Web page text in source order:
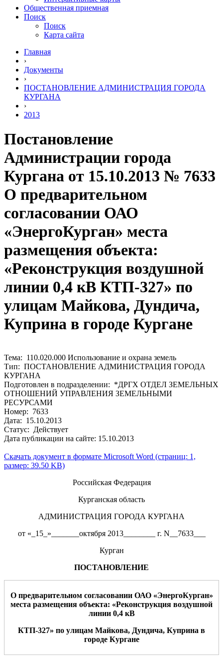
Общественная приемная
Поиск
Поиск
Карта сайта
Главная
›
Документы
›
ПОСТАНОВЛЕНИЕ АДМИНИСТРАЦИЯ ГОРОДА
КУРГАНА
›
2013
Постановление
Администрации города
Кургана от 15.10.2013 № 7633
О предварительном
согласовании ОАО
«ЭнергоКурган» места
размещения объекта:
«Реконструкция воздушной
линии 0,4 кВ КТП-327» по
улицам Майкова, Дундича,
Куприна в городе Кургане
Тема: 110.020.000 Использование и охрана земель
Тип: ПОСТАНОВЛЕНИЕ АДМИНИСТРАЦИЯ ГОРОДА
КУРГАНА
Подготовлен в подразделении: *ДРГХ ОТДЕЛ ЗЕМЕЛЬНЫХ
ОТНОШЕНИЙ УПРАВЛЕНИЯ ЗЕМЕЛЬНЫМИ
РЕСУРСАМИ
Номер: 7633
Дата: 15.10.2013
Статус: Действует
Дата публикации на сайте: 15.10.2013
Скачать документ в формате Microsoft Word (страниц: 1,
размер: 39.50 KB)
Российская Федерация
Курганская область
АДМИНИСТРАЦИЯ ГОРОДА КУРГАНА
от «_15_»_______октября 2013________ г. N__7633___
Курган
ПОСТАНОВЛЕНИЕ
О предварительном согласовании ОАО «ЭнергоКурган»
места размещения объекта: «Реконструкция воздушной
линии 0,4кВ
КТП-327» по улицам Майкова, Дундича, Куприна в
городеКургане